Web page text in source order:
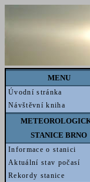
MENU
Úvodní stránka
Návštěvní kniha
STANICE BRNO
Informace o stanici
Aktuální stav počasí
Rekordy stanice